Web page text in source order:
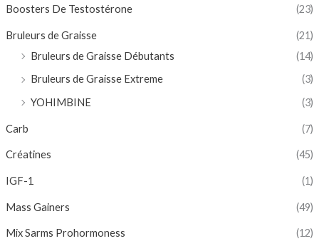
Boosters De Testostérone (23)
Bruleurs de Graisse
(21)
Bruleurs de Graisse Débutants
(14)
Bruleurs de Graisse Extreme
(3)
YOHIMBINE
(3)
Carb (7)
Créatines (45)
IGF-1 (1)
Mass Gainers (49)
Mix Sarms Prohormoness (12)